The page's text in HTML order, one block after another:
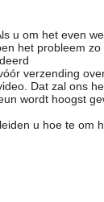
u om het even
het probleem
verzending
Dat zal ons
wordt hoogst
u hoe te om